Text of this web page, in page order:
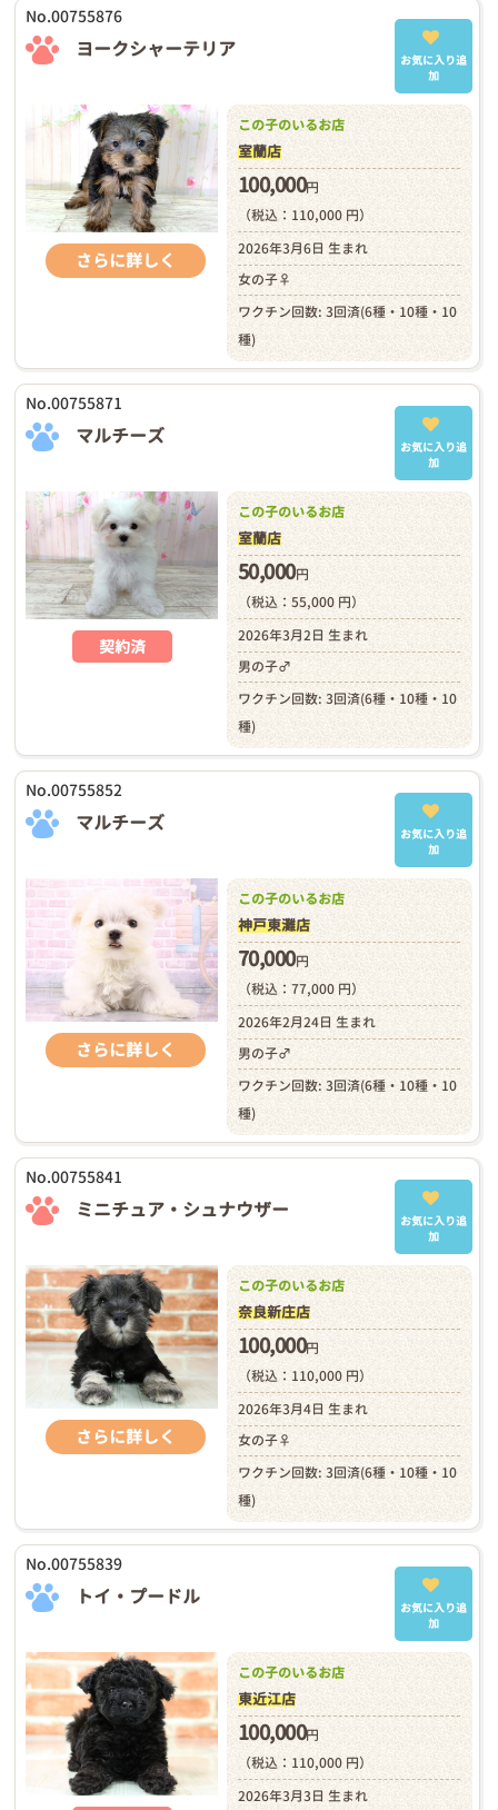
No.00755876
ヨークシャーテリア
お気に入り追
加
さらに詳しく
この子のいるお店
室蘭店
100,000円
（税込：110,000 円）
2026年3月6日 生まれ
女の子♀
ワクチン回数: 3回済(6種・10種・10
種)
No.00755871
マルチーズ
お気に入り追
加
契約済
この子のいるお店
室蘭店
50,000円
（税込：55,000 円）
2026年3月2日 生まれ
男の子♂
ワクチン回数: 3回済(6種・10種・10
種)
No.00755852
マルチーズ
お気に入り追
加
さらに詳しく
この子のいるお店
神戸東灘店
70,000円
（税込：77,000 円）
2026年2月24日 生まれ
男の子♂
ワクチン回数: 3回済(6種・10種・10
種)
No.00755841
ミニチュア・シュナウザー
お気に入り追
加
さらに詳しく
この子のいるお店
奈良新庄店
100,000円
（税込：110,000 円）
2026年3月4日 生まれ
女の子♀
ワクチン回数: 3回済(6種・10種・10
種)
No.00755839
トイ・プードル
お気に入り追
加
この子のいるお店
東近江店
100,000円
（税込：110,000 円）
2026年3月3日 生まれ